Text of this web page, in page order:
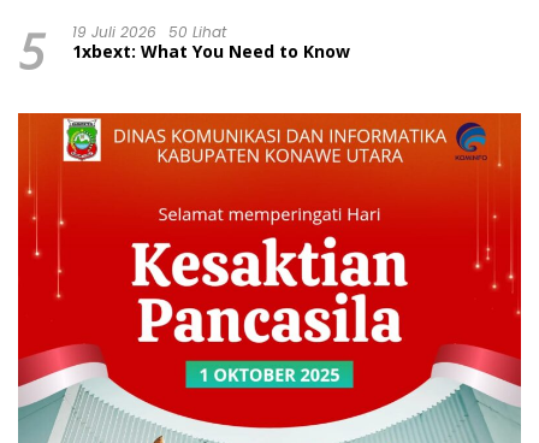
5 19 Juli 2026 50 Lihat
1xbext: What You Need to Know